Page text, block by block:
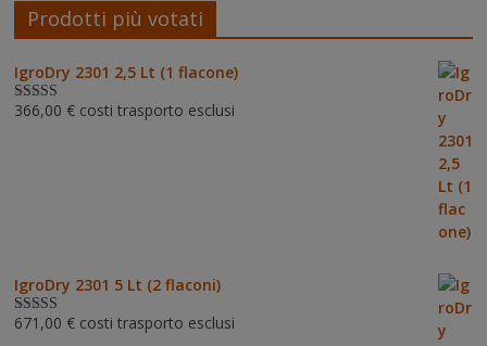
Prodotti più votati
IgroDry 2301 2,5 Lt (1 flacone)
Valutato5.00
366,00 € costi trasporto esclusi
IgroDry 2301 5 Lt (2 flaconi)
Valutato5.00
671,00 € costi trasporto esclusi